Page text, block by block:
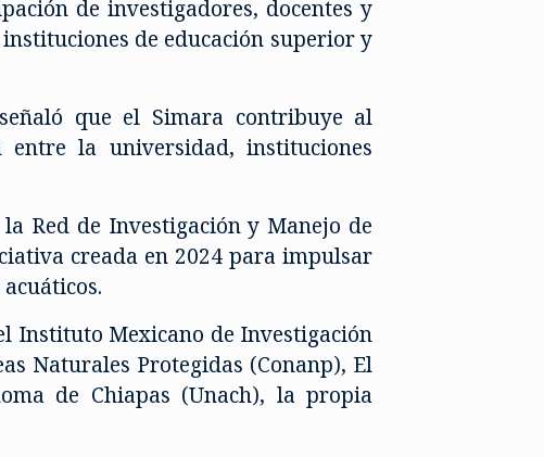
de investigadores, docentes y
de educación superior y
que el Simara contribuye al
la universidad, instituciones
Red de Investigación y Manejo de
creada en 2024 para impulsar
Instituto Mexicano de Investigación
Naturales Protegidas (Conanp), El
de Chiapas (Unach), la propia